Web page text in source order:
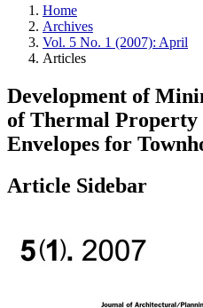
Home
Archives
Vol. 5 No. 1 (2007): April
Articles
Development of
of Thermal
Envelopes for
Article Sidebar